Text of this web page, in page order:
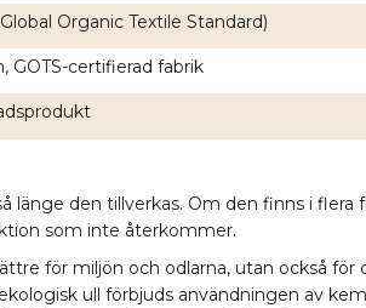
Organic Textile Standard)
GOTS-certifierad fabrik
länge den tillverkas. Om den finns i flera
som inte återkommer.
för miljön och odlarna, utan också för
ull förbjuds användningen av